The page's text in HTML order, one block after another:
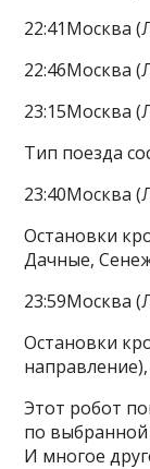
22:41Москва
22:46Москва
23:15Москва
Тип поезда
23:40Москва
Остановки
Дачные,
23:59Москва
Остановки
Этот робот
по выбранной
И многое